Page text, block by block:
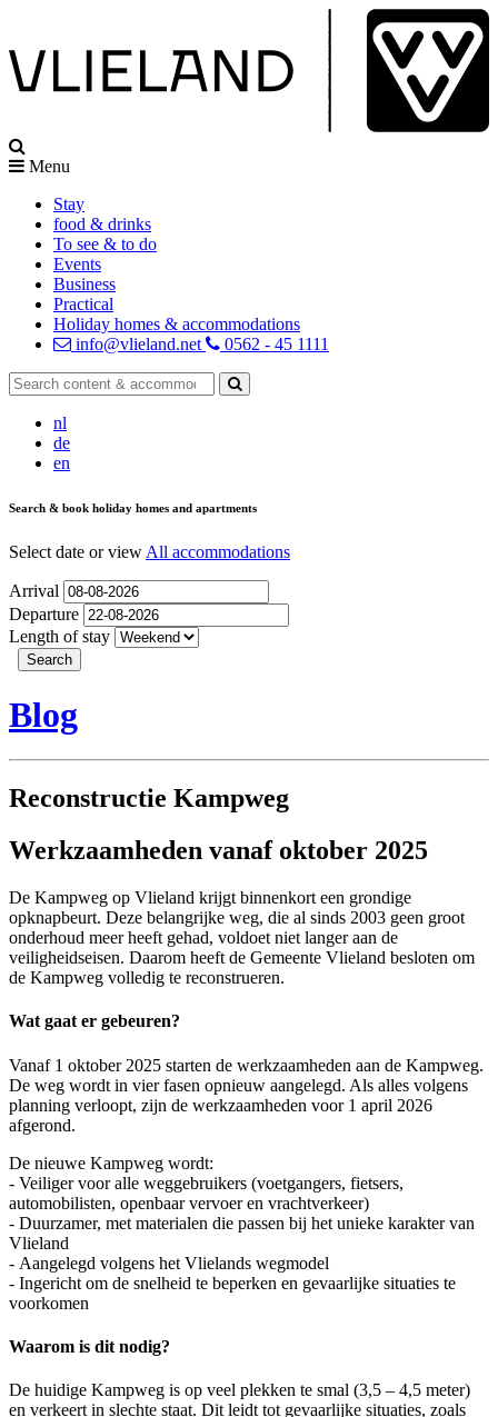
Menu
Stay
food & drinks
To see & to do
Events
Business
Practical
Holiday homes & accommodations
info@vlieland.net
0562 - 45 1111
nl
de
en
Search & book holiday homes and apartments
Select date or view All accommodations
Arrival
Departure
Length of stay
Blog
Reconstructie Kampweg
Werkzaamheden vanaf oktober 2025
De Kampweg op Vlieland krijgt binnenkort een grondige
opknapbeurt. Deze belangrijke weg, die al sinds 2003 geen groot
onderhoud meer heeft gehad, voldoet niet langer aan de
veiligheidseisen. Daarom heeft de Gemeente Vlieland besloten om
de Kampweg volledig te reconstrueren.
Wat gaat er gebeuren?
Vanaf 1 oktober 2025 starten de werkzaamheden aan de Kampweg.
De weg wordt in vier fasen opnieuw aangelegd. Als alles volgens
planning verloopt, zijn de werkzaamheden voor 1 april 2026
afgerond.
De nieuwe Kampweg wordt:
- Veiliger voor alle weggebruikers (voetgangers, fietsers,
automobilisten, openbaar vervoer en vrachtverkeer)
- Duurzamer, met materialen die passen bij het unieke karakter van
Vlieland
- Aangelegd volgens het Vlielands wegmodel
- Ingericht om de snelheid te beperken en gevaarlijke situaties te
voorkomen
Waarom is dit nodig?
De huidige Kampweg is op veel plekken te smal (3,5 – 4,5 meter)
en verkeert in slechte staat. Dit leidt tot gevaarlijke situaties, zoals